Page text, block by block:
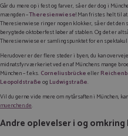
Går du mere op i fest og farver, så er der dog i
mængden –Theresienwiese! Man fristes helt til
Theresienwiese ringer nogen klokker, så er det den
berygtede oktoberfest løber af stablen. Og det er
Theresienwiese er samlingspunktet for en
Herudover er der flere steder i byen, du kan
midnatsfyrværkeriet ved en af Münchens mange
München – f.eks. Corneliusbrückeeller
Leopoldstraßeog Ludwigstraße.
Vil du gerne vide mere om nytårsaften i München,
muenchen.de.
Andre oplevelser i og omkring